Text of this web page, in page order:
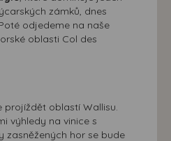
zámků, dnes
odjedeme na naše
oblasti Col des
projíždět oblastí Wallisu.
výhledy na vinice s
zasněžených hor se bude